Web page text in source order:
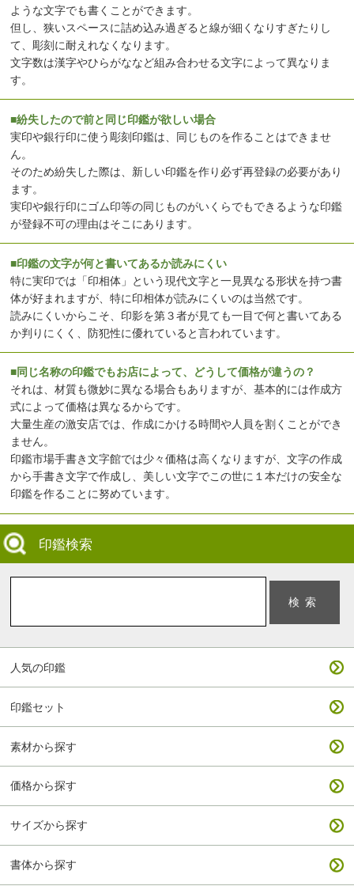
ような文字でも書くことができます。
但し、狭いスペースに詰め込み過ぎると線が細くなりすぎたりし
て、彫刻に耐えれなくなります。
文字数は漢字やひらがななど組み合わせる文字によって異なりま
す。
■紛失したので前と同じ印鑑が欲しい場合
実印や銀行印に使う彫刻印鑑は、同じものを作ることはできませ
ん。
そのため紛失した際は、新しい印鑑を作り必ず再登録の必要があり
ます。
実印や銀行印にゴム印等の同じものがいくらでもできるような印鑑
が登録不可の理由はそこにあります。
■印鑑の文字が何と書いてあるか読みにくい
特に実印では「印相体」という現代文字と一見異なる形状を持つ書
体が好まれますが、特に印相体が読みにくいのは当然です。
読みにくいからこそ、印影を第３者が見ても一目で何と書いてある
か判りにくく、防犯性に優れていると言われています。
■同じ名称の印鑑でもお店によって、どうして価格が違うの？
それは、材質も微妙に異なる場合もありますが、基本的には作成方
式によって価格は異なるからです。
大量生産の激安店では、作成にかける時間や人員を割くことができ
ません。
印鑑市場手書き文字館では少々価格は高くなりますが、文字の作成
から手書き文字で作成し、美しい文字でこの世に１本だけの安全な
印鑑を作ることに努めています。
印鑑検索
人気の印鑑
印鑑セット
素材から探す
価格から探す
サイズから探す
書体から探す